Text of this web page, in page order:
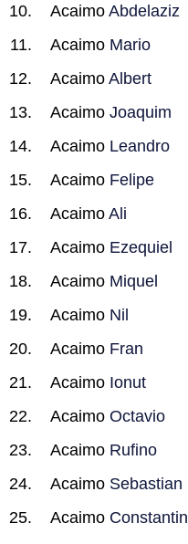
Acaimo Abdelaziz
Acaimo Mario
Acaimo Albert
Acaimo Joaquim
Acaimo Leandro
Acaimo Felipe
Acaimo Ali
Acaimo Ezequiel
Acaimo Miquel
Acaimo Nil
Acaimo Fran
Acaimo Ionut
Acaimo Octavio
Acaimo Rufino
Acaimo Sebastian
Acaimo Constantin